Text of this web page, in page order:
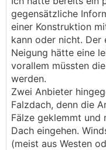
gegensätzliche
einer Konstruktion
kann oder nicht. Der
Neigung hätte eine
vorallem müssten
werden.
Zwei Anbieter
Falzdach, denn die
Fälze geklemmt und
Dach eingehen.
(meist aus Westen